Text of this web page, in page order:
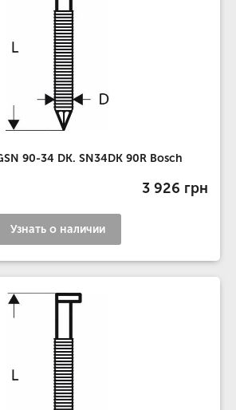
90-34 DK. SN34DK 90R Bosch
3 926 грн
Узнать о наличии